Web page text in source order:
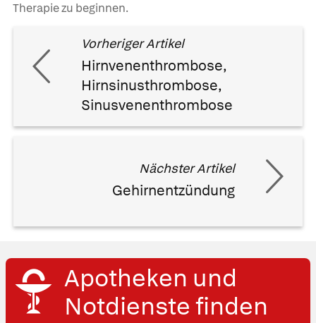
Therapie zu beginnen.
Vorheriger Artikel
Hirnvenenthrombose,
Hirnsinusthrombose,
Sinusvenenthrombose
Nächster Artikel
Gehirnentzündung
Apotheken und
Notdienste finden